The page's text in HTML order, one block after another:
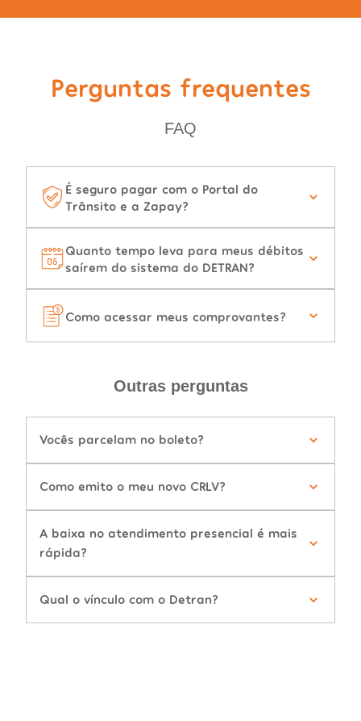
Perguntas frequentes
FAQ
É seguro pagar com o Portal do
Trânsito e a Zapay?
Quanto tempo leva para meus débitos
saírem do sistema do DETRAN?
Como acessar meus comprovantes?
Outras perguntas
Vocês parcelam no boleto?
Como emito o meu novo CRLV?
A baixa no atendimento presencial é mais
rápida?
Qual o vínculo com o Detran?